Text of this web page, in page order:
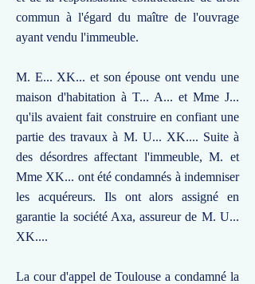
commun à l'égard du maître de l'ouvrage
ayant vendu l'immeuble.
M. E... XK... et son épouse ont vendu une
maison d'habitation à T... A... et Mme J...
qu'ils avaient fait construire en confiant une
partie des travaux à M. U... XK.... Suite à
des désordres affectant l'immeuble, M. et
Mme XK... ont été condamnés à indemniser
les acquéreurs. Ils ont alors assigné en
garantie la société Axa, assureur de M. U...
XK....
La cour d'appel de Toulouse a condamné la